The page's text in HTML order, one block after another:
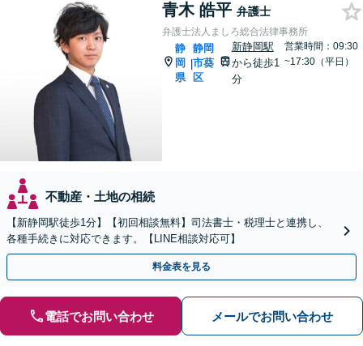
青木 皓平 弁護士
弁護士法人ましろ総合法律事務所
静
岡
県
|
静岡
市葵
区
新静岡駅
から徒歩1
分
営業時間：09:30
~17:30（平日）
不動産・土地の相続
【新静岡駅徒歩1分】【初回相談無料】司法書士・税理士と連携し、
各種手続きに対応できます。【LINE相談対応可】
料金表を見る
電話でお問い合わせ メールでお問い合わせ